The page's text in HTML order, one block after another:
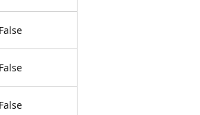
False
False
False